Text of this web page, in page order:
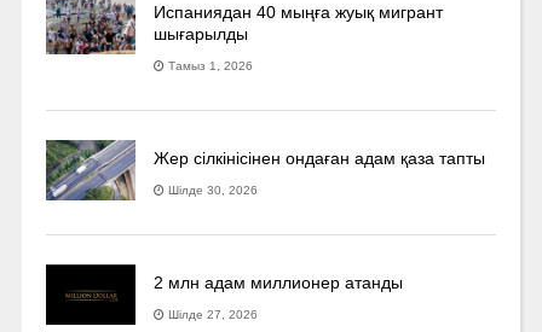
Испаниядан 40 мыңға жуық мигрант
шығарылды
Тамыз 1, 2026
Жер сілкінісінен ондаған адам қаза тапты
Шілде 30, 2026
2 млн адам миллионер атанды
Шілде 27, 2026